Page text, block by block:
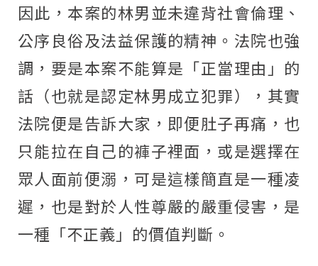
因此，本案的林男並未違背社會倫理、
公序良俗及法益保護的精神。法院也強
調，要是本案不能算是「正當理由」的
話（也就是認定林男成立犯罪），其實
法院便是告訴大家，即便肚子再痛，也
只能拉在自己的褲子裡面，或是選擇在
眾人面前便溺，可是這樣簡直是一種凌
遲，也是對於人性尊嚴的嚴重侵害，是
一種「不正義」的價值判斷。